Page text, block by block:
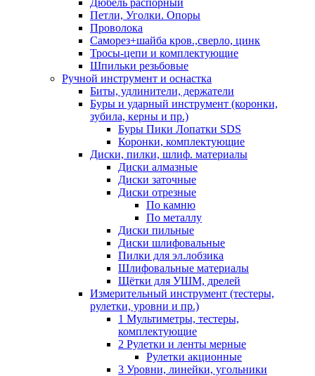
Дюбель распорный
Петли, Уголки. Опоры
Проволока
Саморез+шайба кров.,сверло, цинк
Тросы-цепи и комплектующие
Шпильки резьбовые
Ручной инструмент и оснастка
Биты, удлинители, держатели
Буры и ударный инструмент (коронки,
зубила, керны и пр.)
Буры Пики Лопатки SDS
Коронки, комплектующие
Диски, пилки, шлиф. материалы
Диски алмазные
Диски заточные
Диски отрезные
По камню
По металлу
Диски пильные
Диски шлифовальные
Пилки для эл.лобзика
Шлифовальные материалы
Щётки для УШМ, дрелей
Измерительный инструмент (тестеры,
рулетки, уровни и пр.)
1 Мультиметры, тестеры,
комплектующие
2 Рулетки и ленты мерные
Рулетки акционные
3 Уровни, линейки, угольники